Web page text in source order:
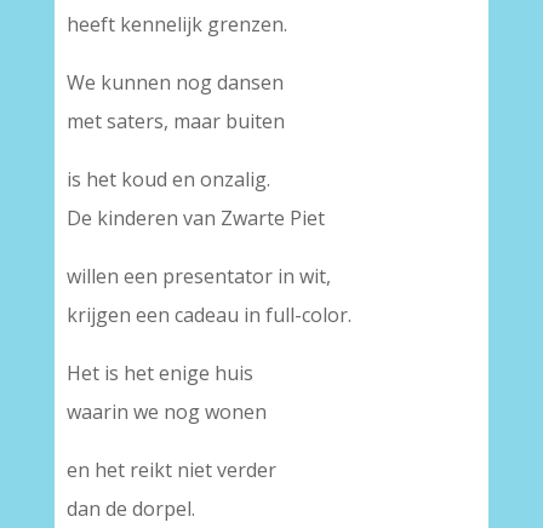
heeft kennelijk grenzen.
We kunnen nog dansen
met saters, maar buiten
is het koud en onzalig.
De kinderen van Zwarte Piet
willen een presentator in wit,
krijgen een cadeau in full-color.
Het is het enige huis
waarin we nog wonen
en het reikt niet verder
dan de dorpel.